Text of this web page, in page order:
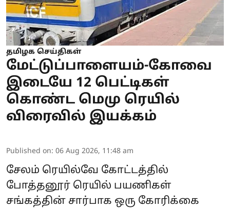
தமிழக செய்திகள்
மேட்டுப்பாளையம்-கோவை
இடையே 12 பெட்டிகள்
கொண்ட மெமு ரெயில்
விரைவில் இயக்கம்
Published on: 06 Aug 2026, 11:48 am
சேலம் ரெயில்வே கோட்டத்தில்
போத்தனூர் ரெயில் பயணிகள்
சங்கத்தின் சார்பாக ஒரு கோரிக்கை